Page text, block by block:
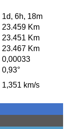
1d, 6h, 18m
23.459 Km
23.451 Km
23.467 Km
0,00033
0,93°
1,351 km/s